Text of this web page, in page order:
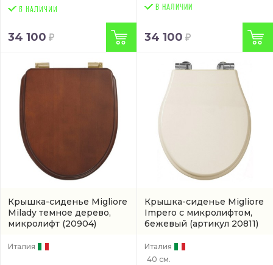
34 100
В НАЛИЧИИ
34 100
Крышка-сиденье Migliore
Milady темное дерево,
микролифт (20904)
Италия
Крышка-сиденье Migliore
Impero с микролифтом,
бежевый (артикул 20811)
Италия
40 см.